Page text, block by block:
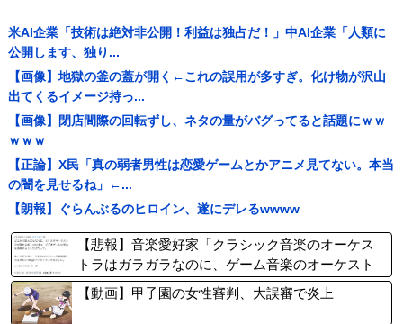
米AI企業「技術は絶対非公開！利益は独占だ！」中AI企業「人類に
公開します、独り...
【画像】地獄の釜の蓋が開く←これの誤用が多すぎ。化け物が沢山
出てくるイメージ持っ...
【画像】閉店間際の回転ずし、ネタの量がバグってると話題にｗｗ
ｗｗｗ
【正論】X民「真の弱者男性は恋愛ゲームとかアニメ見てない。本当
の闇を見せるね」←...
【朗報】ぐらんぶるのヒロイン、遂にデレるwwww
【悲報】音楽愛好家「クラシック音楽のオーケス
トラはガラガラなのに、ゲーム音楽のオーケスト
ラは満員……本当にイライラする」
【動画】甲子園の女性審判、大誤審で炎上